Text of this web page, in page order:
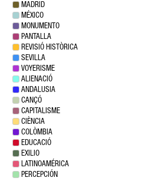
MADRID
MÉXICO
MONUMENTO
PANTALLA
REVISIÓ HISTÒRICA
SEVILLA
VOYERISME
ALIENACIÓ
ANDALUSIA
CANÇÓ
CAPITALISME
CIÈNCIA
COLÒMBIA
EDUCACIÓ
EXILIO
LATINOAMÉRICA
PERCEPCIÓN